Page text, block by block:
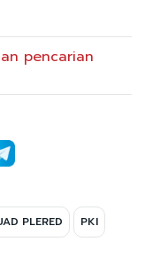
pencarian
PLERED PKI